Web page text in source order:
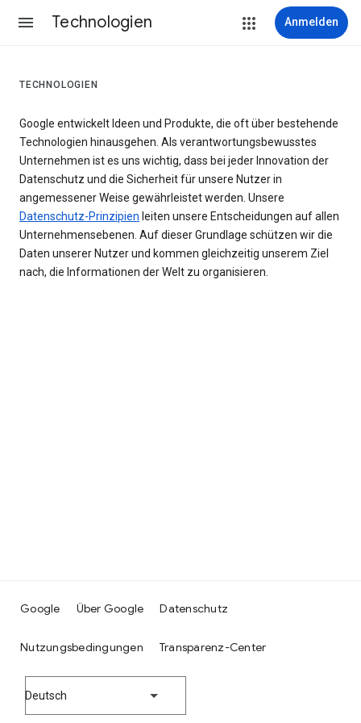
Technologien Anmelden
TECHNOLOGIEN
Google entwickelt Ideen und Produkte, die oft über bestehende
Technologien hinausgehen. Als verantwortungsbewusstes
Unternehmen ist es uns wichtig, dass bei jeder Innovation der
Datenschutz und die Sicherheit für unsere Nutzer in
angemessener Weise gewährleistet werden. Unsere
Datenschutz-Prinzipien leiten unsere Entscheidungen auf allen
Unternehmensebenen. Auf dieser Grundlage schützen wir die
Daten unserer Nutzer und kommen gleichzeitig unserem Ziel
nach, die Informationen der Welt zu organisieren.
Google Über Google Datenschutz
Nutzungsbedingungen Transparenz-Center
Deutsch